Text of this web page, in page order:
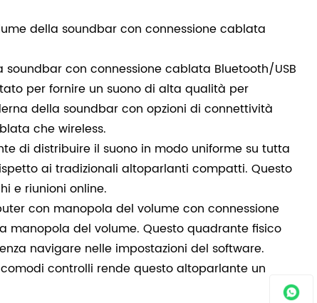
della soundbar con connessione cablata
con connessione cablata Bluetooth/USB
per fornire un suono di alta qualità per
della soundbar con opzioni di connettività
che wireless.
di distribuire il suono in modo uniforme su tutta
ai tradizionali altoparlanti compatti. Questo
e riunioni online.
con manopola del volume con connessione
manopola del volume. Questo quadrante fisico
navigare nelle impostazioni del software.
controlli rende questo altoparlante un